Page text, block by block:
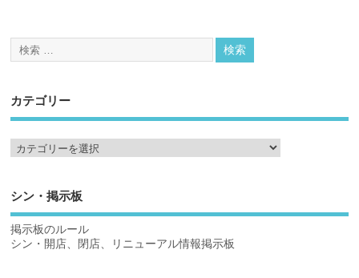
カテゴリー
シン・掲示板
掲示板のルール
シン・開店、閉店、リニューアル情報掲示板